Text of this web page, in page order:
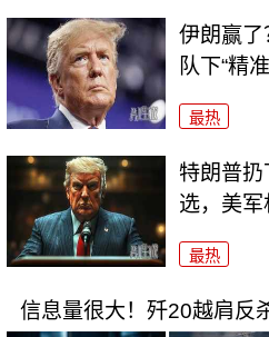
伊朗赢了
队下“精
最热
特朗普
选，美
最热
信息量很大！歼20越肩反